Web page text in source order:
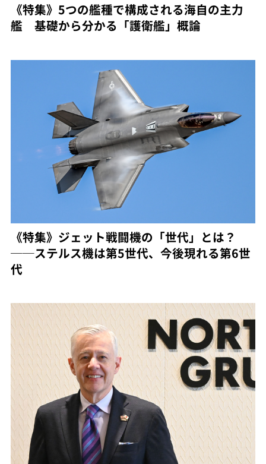
《特集》5つの艦種で構成される海自の主力
艦 基礎から分かる「護衛艦」概論
《特集》ジェット戦闘機の「世代」とは？
──ステルス機は第5世代、今後現れる第6世
代